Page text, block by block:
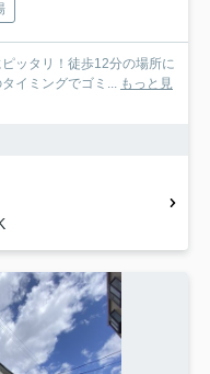
ッタリ！徒歩12分の場所に
イミングでゴミ... もっと見